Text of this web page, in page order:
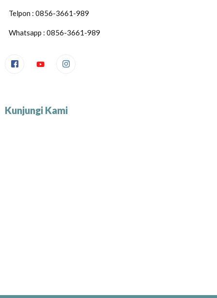
Telpon : 0856-3661-989
Whatsapp : 0856-3661-989
Kunjungi Kami